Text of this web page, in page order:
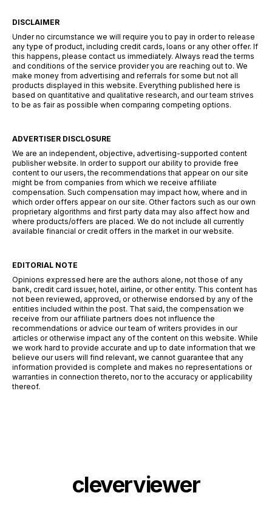
DISCLAIMER
Under no circumstance we will require you to pay in order to release
any type of product, including credit cards, loans or any other offer. If
this happens, please contact us immediately. Always read the terms
and conditions of the service provider you are reaching out to. We
make money from advertising and referrals for some but not all
products displayed in this website. Everything published here is
based on quantitative and qualitative research, and our team strives
to be as fair as possible when comparing competing options.
ADVERTISER DISCLOSURE
We are an independent, objective, advertising-supported content
publisher website. In order to support our ability to provide free
content to our users, the recommendations that appear on our site
might be from companies from which we receive affiliate
compensation. Such compensation may impact how, where and in
which order offers appear on our site. Other factors such as our own
proprietary algorithms and first party data may also affect how and
where products/offers are placed. We do not include all currently
available financial or credit offers in the market in our website.
EDITORIAL NOTE
Opinions expressed here are the authors alone, not those of any
bank, credit card issuer, hotel, airline, or other entity. This content has
not been reviewed, approved, or otherwise endorsed by any of the
entities included within the post. That said, the compensation we
receive from our affiliate partners does not influence the
recommendations or advice our team of writers provides in our
articles or otherwise impact any of the content on this website. While
we work hard to provide accurate and up to date information that we
believe our users will find relevant, we cannot guarantee that any
information provided is complete and makes no representations or
warranties in connection thereto, nor to the accuracy or applicability
thereof.
cleverviewer